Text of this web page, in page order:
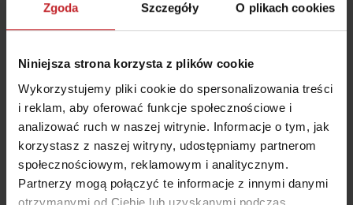
Zgoda Szczegóły O plikach cookies
Niniejsza strona korzysta z plików cookie
Wykorzystujemy pliki cookie do spersonalizowania treści
i reklam, aby oferować funkcje społecznościowe i
analizować ruch w naszej witrynie. Informacje o tym, jak
korzystasz z naszej witryny, udostępniamy partnerom
społecznościowym, reklamowym i analitycznym.
Partnerzy mogą połączyć te informacje z innymi danymi
otrzymanymi od Ciebie lub uzyskanymi podczas
także aktywny hydrauliczny docisk dla Tempo F,
– W połączeniu z indywidualnym aktywnym
hydraulicznym systemem docisku siewnik nie
tylko wyłącza podawanie nasion w śladach, ale
także podnosi sekcje robocze z gleby. Tworzy to
wyraźne, niezakłócone ślady, które są widoczne
jeszcze przed pojawieniem się roślin – mówi